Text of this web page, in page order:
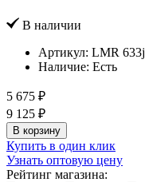
В наличии
Артикул: LMR 633j
Наличие: Есть
5 675 ₽
9 125 ₽
В корзину
Купить в один клик
Узнать оптовую цену
Рейтинг магазина: